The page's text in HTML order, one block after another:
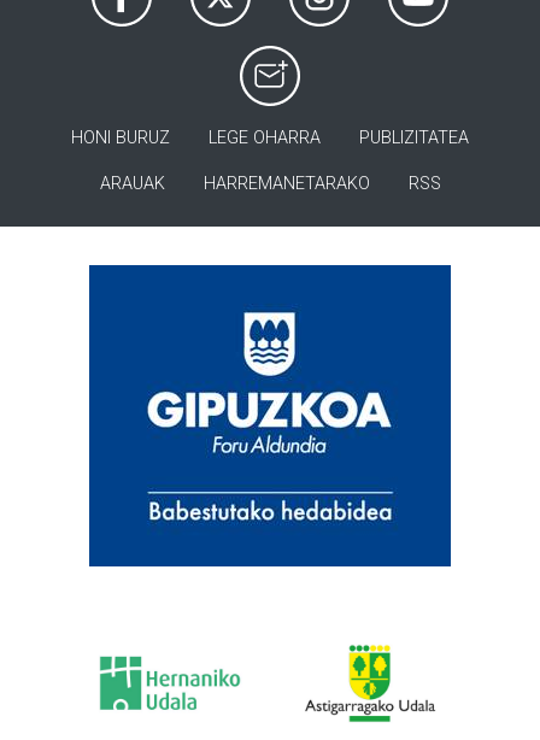
HONI BURUZ LEGE OHARRA PUBLIZITATEA
ARAUAK HARREMANETARAKO RSS